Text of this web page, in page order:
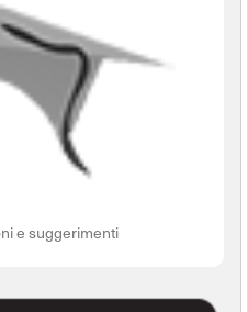
e suggerimenti